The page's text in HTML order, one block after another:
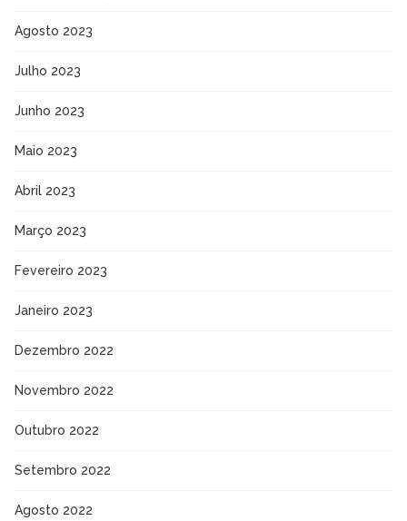
Agosto 2023
Julho 2023
Junho 2023
Maio 2023
Abril 2023
Março 2023
Fevereiro 2023
Janeiro 2023
Dezembro 2022
Novembro 2022
Outubro 2022
Setembro 2022
Agosto 2022